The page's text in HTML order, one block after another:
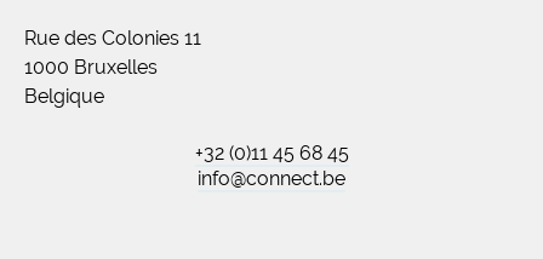
Rue des Colonies 11
1000 Bruxelles
Belgique
+32 (0)11 45 68 45
info@connect.be